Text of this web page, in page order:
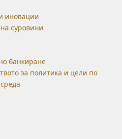
иновации
суровини
банкиране
за политика и цели по